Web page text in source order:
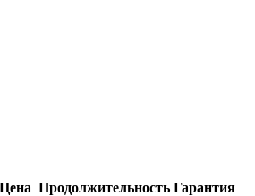
Цена Продолжительность Гарантия